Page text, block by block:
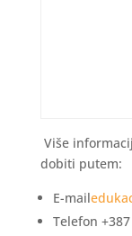
Više
dobiti putem:
E-mail
Telefon